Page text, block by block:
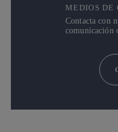
MEDIOS DE
Contacta con
comunicación